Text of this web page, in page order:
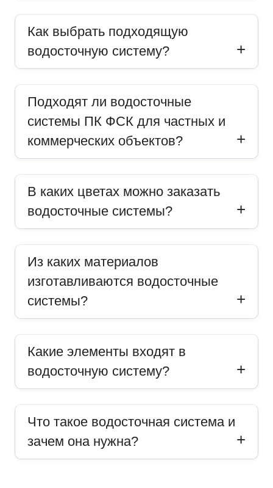
Как выбрать подходящую
водосточную систему?
Подходят ли водосточные
системы ПК ФСК для частных и
коммерческих объектов?
В каких цветах можно заказать
водосточные системы?
Из каких материалов
изготавливаются водосточные
системы?
Какие элементы входят в
водосточную систему?
Что такое водосточная система и
зачем она нужна?